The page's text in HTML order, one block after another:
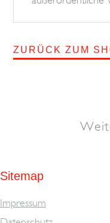
ZURÜCK ZUM
Sitemap
Impressum